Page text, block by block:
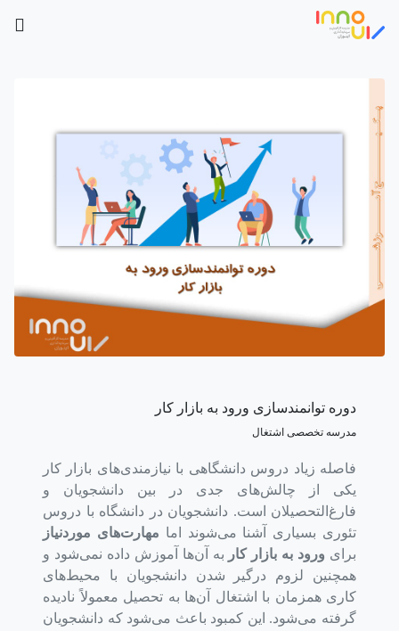
دوره توانمندسازی ورود به بازار کار
مدرسه تخصصی اشتغال
فاصله زیاد دروس دانشگاهی با نیازمندی‌های بازار کار
یکی از چالش‌های جدی در بین دانشجویان و
فارغ‌التحصیلان است. دانشجویان در دانشگاه با دروس
تئوری بسیاری آشنا می‌شوند اما مهارت‌های موردنیاز
برای ورود به بازار کار به آن‌ها آموزش داده نمی‌شود و
همچنین لزوم درگیر شدن دانشجویان با محیط‌های
کاری همزمان با اشتغال آن‌ها به تحصیل معمولاً نادیده
گرفته می‌شود. این کمبود باعث می‌شود که دانشجویان